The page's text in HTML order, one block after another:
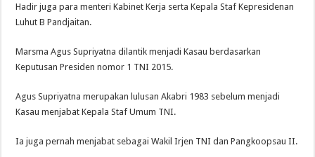
Hadir juga para menteri Kabinet Kerja serta Kepala Staf Kepresidenan
Luhut B Pandjaitan.
Marsma Agus Supriyatna dilantik menjadi Kasau berdasarkan
Keputusan Presiden nomor 1 TNI 2015.
Agus Supriyatna merupakan lulusan Akabri 1983 sebelum menjadi
Kasau menjabat Kepala Staf Umum TNI.
Ia juga pernah menjabat sebagai Wakil Irjen TNI dan Pangkoopsau II.